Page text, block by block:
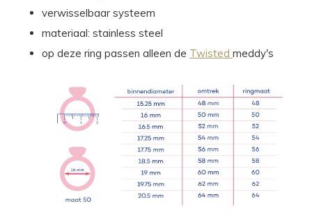
verwisselbaar systeem
materiaal: stainless steel
op deze ring passen alleen de Twisted meddy's